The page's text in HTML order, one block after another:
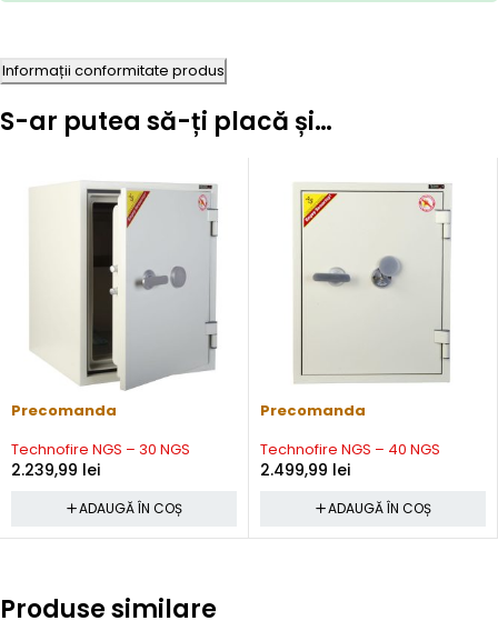
Informații conformitate produs
S-ar putea să-ți placă și…
Precomanda
Technofire NGS – 30 NGS
2.239,99 lei
ADAUGĂ ÎN COȘ
Precomanda
Technofire NGS – 40 NGS
2.499,99 lei
ADAUGĂ ÎN COȘ
Produse similare